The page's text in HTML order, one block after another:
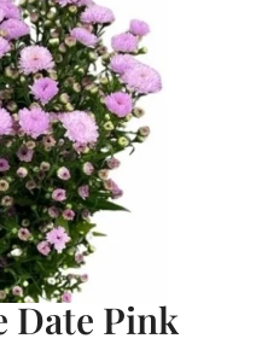
Date Pink